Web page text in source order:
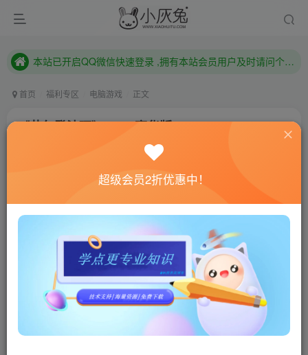
本站已开启QQ微信快速登录 ,拥有本站会员用户及时请问个人中心绑定！
本站已开启QQ微信快速登录 ,拥有本站会员用户及时请问个人中心绑定！
首页 福利专区 电脑游戏 正文
《艾尔登法环》v1.06豪华版
联网教程： 内附教程
单机教程： 内附教程
不懂的话联系客服！！！
《艾尔登法环》是一款以正统黑暗奇幻世界为舞台的动
作RPG游戏。走进辽阔的场景与地下迷宫探索未知，挑战困
难重重的险境，享受克服困境时的成就感吧。不仅如此，登
超级会员2折优惠中！